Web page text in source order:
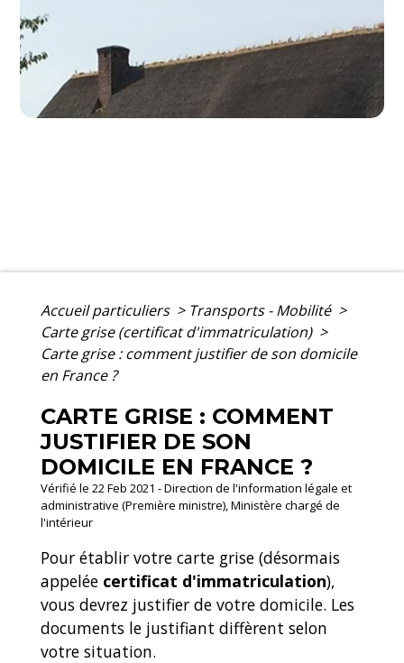
Accueil particuliers > Transports - Mobilité >
Carte grise (certificat d'immatriculation) >
Carte grise : comment justifier de son domicile
en France ?
CARTE GRISE : COMMENT
JUSTIFIER DE SON
DOMICILE EN FRANCE ?
Vérifié le 22 Feb 2021 - Direction de l'information légale et
administrative (Première ministre), Ministère chargé de
l'intérieur
Pour établir votre carte grise (désormais
appelée certificat d'immatriculation),
vous devrez justifier de votre domicile. Les
documents le justifiant diffèrent selon
votre situation.